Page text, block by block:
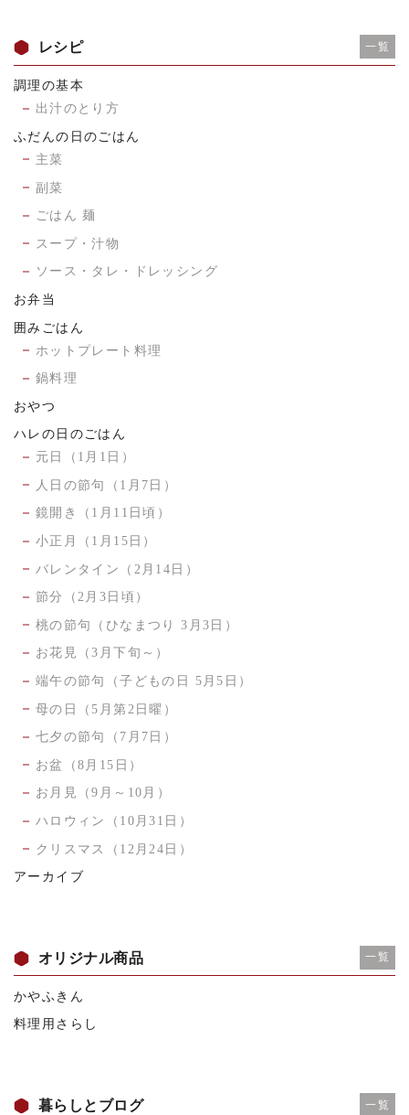
レシピ 一覧
調理の基本
出汁のとり方
ふだんの日のごはん
主菜
副菜
ごはん 麺
スープ・汁物
ソース・タレ・ドレッシング
お弁当
囲みごはん
ホットプレート料理
鍋料理
おやつ
ハレの日のごはん
元日（1月1日）
人日の節句（1月7日）
鏡開き（1月11日頃）
小正月（1月15日）
バレンタイン（2月14日）
節分（2月3日頃）
桃の節句（ひなまつり 3月3日）
お花見（3月下旬～）
端午の節句（子どもの日 5月5日）
母の日（5月第2日曜）
七夕の節句（7月7日）
お盆（8月15日）
お月見（9月～10月）
ハロウィン（10月31日）
クリスマス（12月24日）
アーカイブ
オリジナル商品 一覧
かやふきん
料理用さらし
暮らしとブログ 一覧